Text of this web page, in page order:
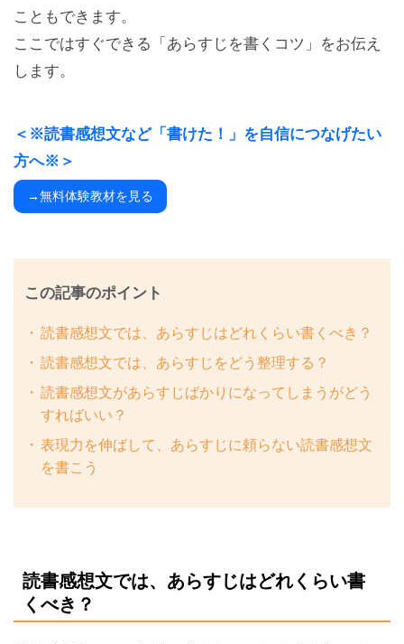
こともできます。
ここではすぐできる「あらすじを書くコツ」をお伝え
します。
＜※読書感想文など「書けた！」を自信につなげたい
方へ※＞
→無料体験教材を見る
この記事のポイント
読書感想文では、あらすじはどれくらい書くべき？
読書感想文では、あらすじをどう整理する？
読書感想文があらすじばかりになってしまうがどう
すればいい？
表現力を伸ばして、あらすじに頼らない読書感想文
を書こう
読書感想文では、あらすじはどれくらい書
くべき？